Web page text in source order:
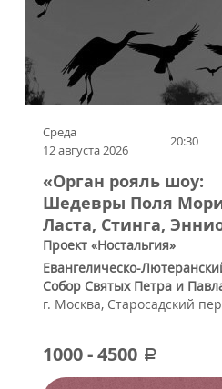
Среда
12 августа 2026
20:30
«Орган рояль шоу:
Шедевры Поля
Ласта, Стинга,
Проект «Ностальгия»
Евангелическо-
Собор Святых Петра и
г. Москва, Старосадский
1000-4500 a